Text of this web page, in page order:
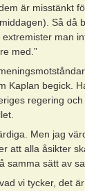
är misstänkt
Så då
man
med.”
Kaplan begick.
regering
Men jag
att alla åsikter
samma sätt av
vi tycker, det